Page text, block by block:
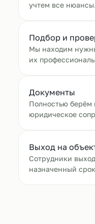
учтем все нюансы.
Подбор и
Мы находим
их
Документы
Полностью берём
юридическое
Выход на
Сотрудники
назначенный